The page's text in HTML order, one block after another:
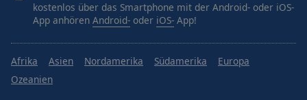
kostenlos über das Smartphone mit der Android- oder iOS-
App anhören Android- oder iOS- App!
Afrika Asien Nordamerika Südamerika
Europa
Ozeanien